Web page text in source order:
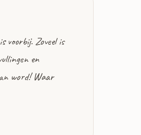
voorbij. Zoveel is
en
word! Waar